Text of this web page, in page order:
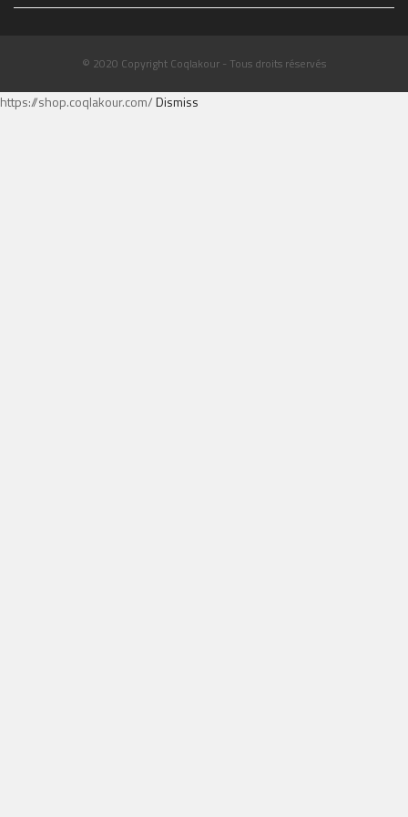
© 2020 Copyright Coqlakour - Tous droits réservés
https://shop.coqlakour.com/Dismiss